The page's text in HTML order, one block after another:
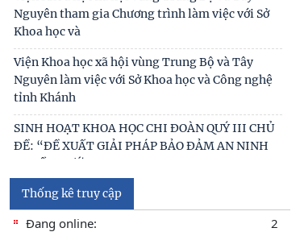
Tọa đàm khoa học “Hát bội trong đời sống văn
hóa cư dân vùng Nam Trung Bộ”
Kinh nghiệm quốc tế về kinh tế di sản và hàm ý
giải pháp góp phần xây dựng Công viên địa chất
Phú
Bảo tồn, phát huy giá trị di sản văn hóa gắn với
phát triển du lịch bền vững ở tỉnh Đắk Lắk
Thống kê truy cập
Đang online:
2